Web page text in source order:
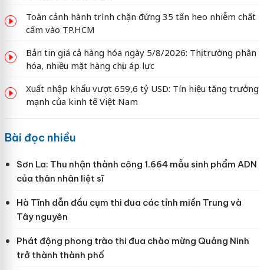
Toàn cảnh hành trình chặn đứng 35 tấn heo nhiễm chất
cấm vào TP.HCM
Bản tin giá cả hàng hóa ngày 5/8/2026: Thị trường phân
hóa, nhiều mặt hàng chịu áp lực
Xuất nhập khẩu vượt 659,6 tỷ USD: Tín hiệu tăng trưởng
mạnh của kinh tế Việt Nam
Bài đọc nhiều
Sơn La: Thu nhận thành công 1.664 mẫu sinh phẩm ADN
của thân nhân liệt sĩ
Hà Tĩnh dẫn đầu cụm thi đua các tỉnh miền Trung và
Tây nguyên
Phát động phong trào thi đua chào mừng Quảng Ninh
trở thành thành phố